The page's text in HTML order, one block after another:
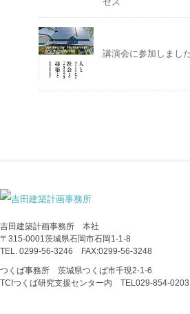
講演会に参加しまし
吉田建築計画事務所 本社
〒315-0001茨城県石岡市石岡1-1-8
TEL. 0299-56-3246 FAX:0299-56-3248
つくば事務所 茨城県つくば市千現2-1-6
TCIつくば研究支援センター内 TEL029‐854‐0203